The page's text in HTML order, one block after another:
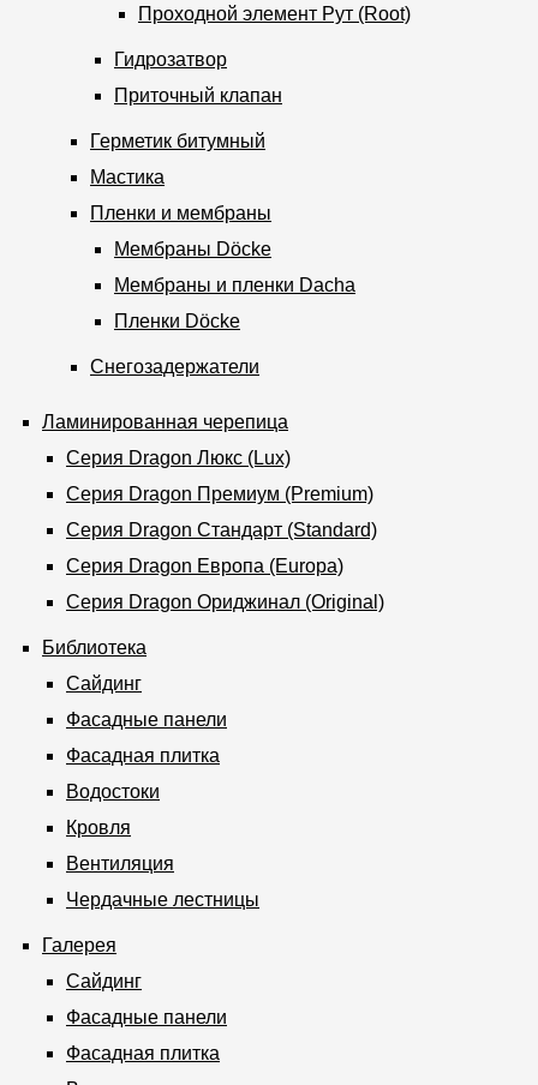
Проходной элемент Рут (Root)
Гидрозатвор
Приточный клапан
Герметик битумный
Мастика
Пленки и мембраны
Мембраны Döcke
Мембраны и пленки Dacha
Пленки Döcke
Снегозадержатели
Ламинированная черепица
Серия Dragon Люкс (Lux)
Серия Dragon Премиум (Premium)
Серия Dragon Стандарт (Standard)
Серия Dragon Европа (Europa)
Серия Dragon Ориджинал (Original)
Библиотека
Сайдинг
Фасадные панели
Фасадная плитка
Водостоки
Кровля
Вентиляция
Чердачные лестницы
Галерея
Сайдинг
Фасадные панели
Фасадная плитка